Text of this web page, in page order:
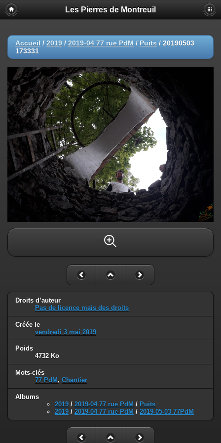
Les Pierres de Montreuil
Accueil / 2019 / 2019-04 77 rue PdM / Puits / 20190503
173331
Droits d’auteur
Pas de licence mais des droits
Créée le
vendredi 3 mai 2019
Poids
4732 Ko
Mots-clés
77 PdM , Chantier
Albums
2019 / 2019-04 77 rue PdM / Puits
2019 / 2019-04 77 rue PdM / 2019-05-03 77PdM